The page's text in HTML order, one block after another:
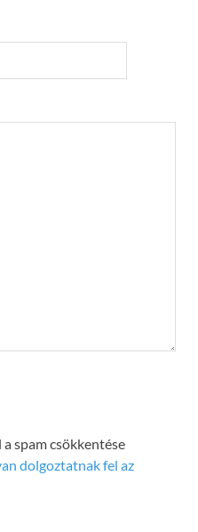
spam csökkentése
dolgoztatnak fel az